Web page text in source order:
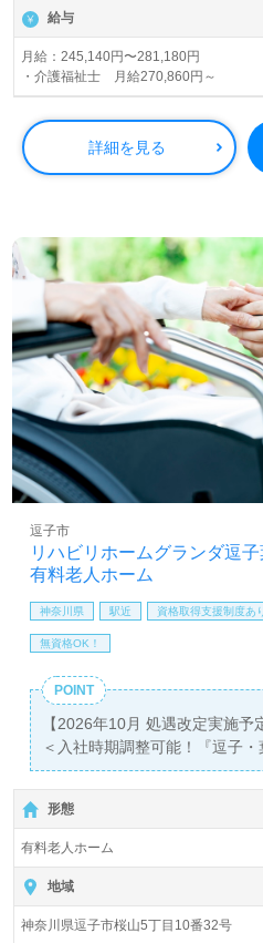
給与
月給：245,140円〜281,180円
・介護福祉士 月給270,860円～
・実務者研修 月給257,140円～
・初任者研修 月給251,140円～
・無資格 月給245,140円～
※別途、夜勤手当（4回分）：20,000
年末年始手当
残業代全額支給
賞与：年2回・年間0.4～1.2ヶ月分（業
昇給：あり（能力に応じて）
詳細を見る
リハビリホームグランダ逗
有料老人ホーム
逗子市
神奈川県 駅近 資格取得支援制度あ
無資格OK！
POINT
【2026年10月 処遇改定実施予
＜入社時期調整可能！『逗子
たし、はじめる』ベネッセグ
集◎
【月給252,000円～302,500円 /
歩6分。
入居定員84名（70室/全室個室
ダ逗子葉山』株式会社会社ベ
Style Care Co.,Ltd. （本社：東
形態
有料老人ホーム
地域
神奈川県逗子市桜山5丁目10番32号